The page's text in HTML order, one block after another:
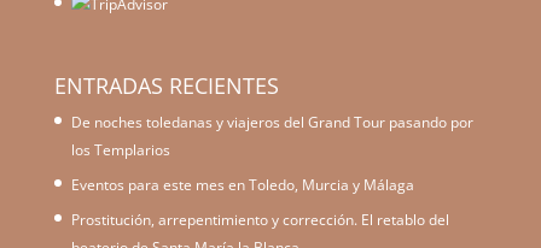
ENTRADAS RECIENTES
De noches toledanas y viajeros del Grand Tour pasando por
los Templarios
Eventos para este mes en Toledo, Murcia y Málaga
Prostitución, arrepentimiento y corrección. El retablo del